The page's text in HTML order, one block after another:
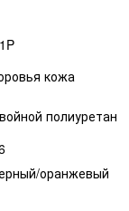
кожа
полиуретан
оранжевый